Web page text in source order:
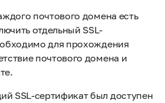
почтового домена есть
отдельный SSL-
для прохождения
почтового домена и
SSL-сертификат был доступен